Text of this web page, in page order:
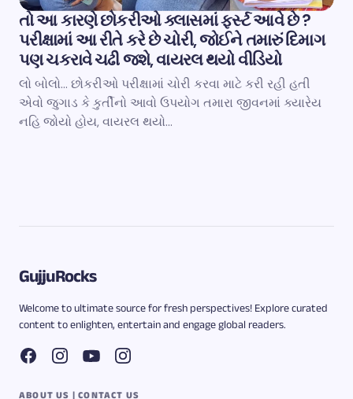
તો આ કારણે છોકરીઓ ક્લાસમાં ફર્સ્ટ આવે છે ?
પરીક્ષામાં આ રીતે કરે છે ચોરી, જોઈને તમારું દિમાગ
પણ ચકરાવે ચઢી જશે, વાયરલ થયો વીડિયો
લો બોલો… છોકરીઓ પરીક્ષામાં ચોરી કરવા માટે કરી રહી હતી
એવો જુગાડ કે કુર્તીનો આવો ઉપયોગ તમારા જીવનમાં ક્યારેય
નહિ જોયો હોય, વાયરલ થયો…
GujjuRocks
Welcome to ultimate source for fresh perspectives! Explore curated
content to enlighten, entertain and engage global readers.
ABOUT US | CONTACT US